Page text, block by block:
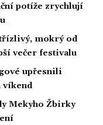
potíže zrychlují
mokrý od
večer festivalu
upřesnili
víkend
Mekyho Žbirky